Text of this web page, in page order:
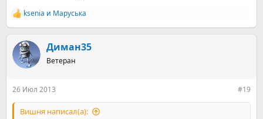
Р
е
к
ц
и
ksenia и Маруська
Диман35
Ветеран
26 Июл 2013 #19
Вишня написал(а):